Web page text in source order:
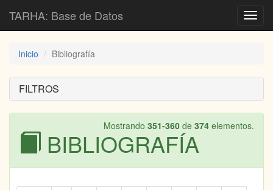
TARHA: Base de Datos
Inicio Bibliografía
FILTROS
Mostrando 351-360 de 374 elementos.
BIBLIOGRAFÍA